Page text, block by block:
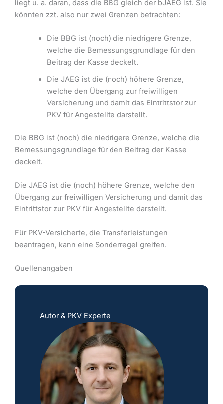
liegt u. a. daran, dass die BBG gleich der bJAEG ist. Sie
könnten zzt. also nur zwei Grenzen betrachten:
Die BBG ist (noch) die niedrigere Grenze,
welche die Bemessungsgrundlage für den
Beitrag der Kasse deckelt.
Die JAEG ist die (noch) höhere Grenze,
welche den Übergang zur freiwilligen
Versicherung und damit das Eintrittstor zur
PKV für Angestellte darstellt.
Die BBG ist (noch) die niedrigere Grenze, welche die
Bemessungsgrundlage für den Beitrag der Kasse
deckelt.
Die JAEG ist die (noch) höhere Grenze, welche den
Übergang zur freiwilligen Versicherung und damit das
Eintrittstor zur PKV für Angestellte darstellt.
Für PKV-Versicherte, die Transferleistungen
beantragen, kann eine Sonderregel greifen.
Quellenangaben
Autor & PKV Experte